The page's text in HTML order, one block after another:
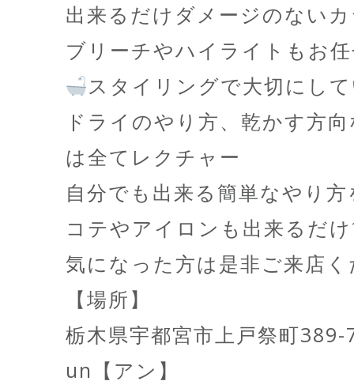
出来るだけダメージのない
ブリーチやハイライトもお
スタイリングで大切にし
ドライのやり方、乾かす方
は全てレクチャー
自分でも出来る簡単なやり
コテやアイロンも出来るだ
気になった方は是非ご来店
【場所】
栃木県宇都宮市上戸祭町389-
un【アン】